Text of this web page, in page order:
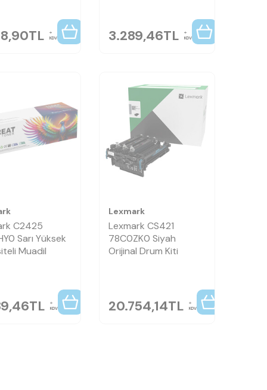
TL KDV 3.289,46TL KDV
C2425
Sarı Yüksek
Muadil
TL KDV
Lexmark
Lexmark CS421
78C0ZK0 Siyah
Orijinal Drum Kiti
20.754,14TL KDV